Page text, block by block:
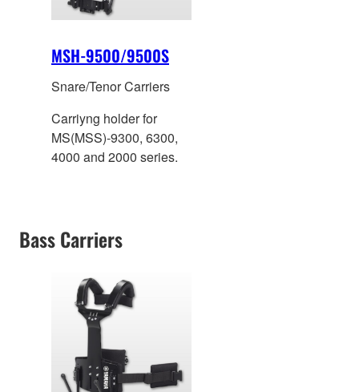
MSH-9500/9500S
Snare/Tenor Carriers
Carriyng holder for
MS(MSS)-9300, 6300,
4000 and 2000 series.
Bass Carriers